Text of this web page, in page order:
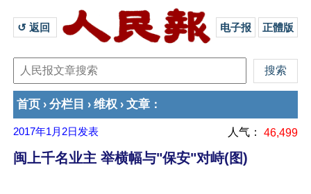
↺ 返回 电子报 正體版
首页 › 分栏目 › 维权 › 文章 ：
2017年1月2日 发表 人气： 46,499
闽上千名业主 举横幅与"保安"对峙(图)